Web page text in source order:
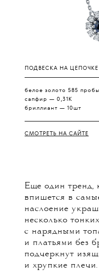
ПОДВЕСКА НА ЦЕПОЧКЕ
белое золото 585 пробы
сапфир — 0,31К
бриллиант — 10шт
СМОТРЕТЬ НА САЙТЕ
Еще один тренд,
впишется в
наслоение
несколько
с нарядными
и платьями без
подчеркнут
и хрупкие